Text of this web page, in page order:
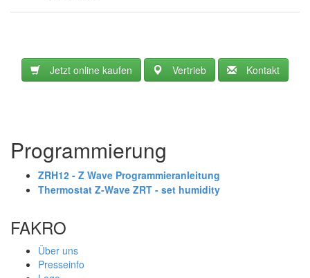
Jetzt online kaufen Vertrieb Kontakt
Programmierung
ZRH12 - Z Wave Programmieranleitung
Thermostat Z-Wave ZRT - set humidity
FAKRO
Über uns
Presseinfo